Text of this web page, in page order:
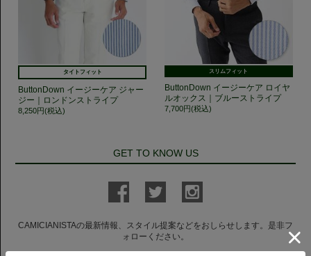
タイトフィット
ButtonDown イージーケア ジャー
ジー｜ロンドンストライプ
8,250円(税込)
スリムフィット
ButtonDown イージーケア ロイヤ
ルオックス｜ブルーストライプ
7,700円(税込)
GET TO KNOW US
CAMICIANISTAの最新情報、スタイル提案などをおしらせします。是非フ
ォローください。